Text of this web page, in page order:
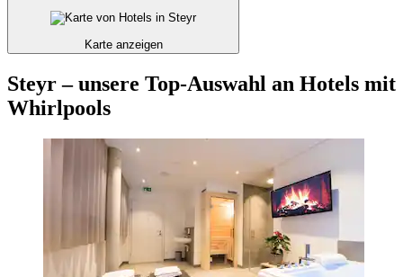
Karte anzeigen
Steyr – unsere Top-Auswahl an Hotels mit
Whirlpools